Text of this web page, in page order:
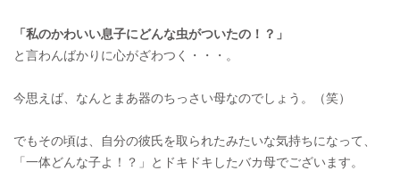
「私のかわいい息子にどんな虫がついたの！？」
と言わんばかりに心がざわつく・・・。
今思えば、なんとまあ器のちっさい母なのでしょう。（笑）
でもその頃は、自分の彼氏を取られたみたいな気持ちになって、
「一体どんな子よ！？」とドキドキしたバカ母でございます。